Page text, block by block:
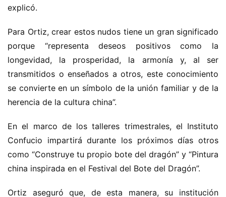
explicó.
Para Ortiz, crear estos nudos tiene un gran significado
porque “representa deseos positivos como la
longevidad, la prosperidad, la armonía y, al ser
transmitidos o enseñados a otros, este conocimiento
se convierte en un símbolo de la unión familiar y de la
herencia de la cultura china”.
En el marco de los talleres trimestrales, el Instituto
Confucio impartirá durante los próximos días otros
como “Construye tu propio bote del dragón” y “Pintura
china inspirada en el Festival del Bote del Dragón”.
Ortiz aseguró que, de esta manera, su institución